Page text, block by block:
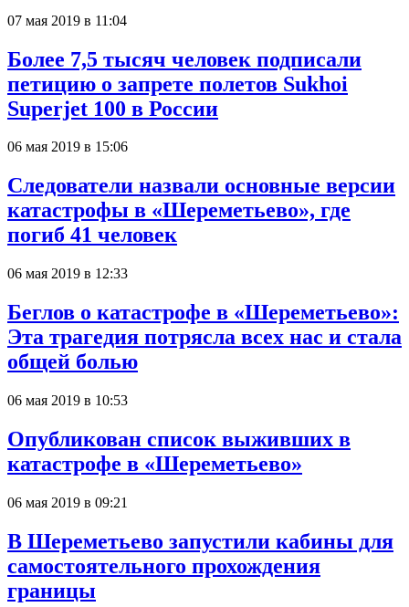
07 мая 2019 в 11:04
Более 7,5 тысяч человек подписали
петицию о запрете полетов Sukhoi
Superjet 100 в России
06 мая 2019 в 15:06
Следователи назвали основные версии
катастрофы в «Шереметьево», где
погиб 41 человек
06 мая 2019 в 12:33
Беглов о катастрофе в «Шереметьево»:
Эта трагедия потрясла всех нас и стала
общей болью
06 мая 2019 в 10:53
Опубликован список выживших в
катастрофе в «Шереметьево»
06 мая 2019 в 09:21
В Шереметьево запустили кабины для
самостоятельного прохождения
границы